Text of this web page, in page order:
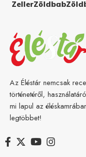
ZellerZöldbab
Az Éléstár nemcsak
történetéről,
mi lapul az
legtöbbet!